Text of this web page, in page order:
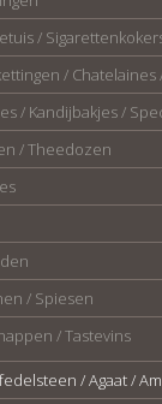
/
/
/ Kandijbakjes /
/ Theedozen
/ Spiesen
/ Tastevins
/ Agaat /